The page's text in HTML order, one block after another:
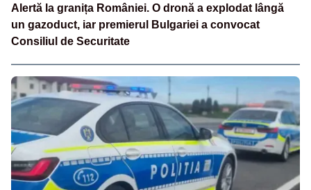
Alertă la granița României. O dronă a explodat lângă
un gazoduct, iar premierul Bulgariei a convocat
Consiliul de Securitate